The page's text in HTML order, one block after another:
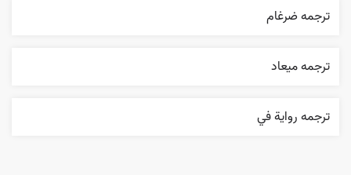
ترجمه ضرغام
ترجمه ميعاد
ترجمه روایة في